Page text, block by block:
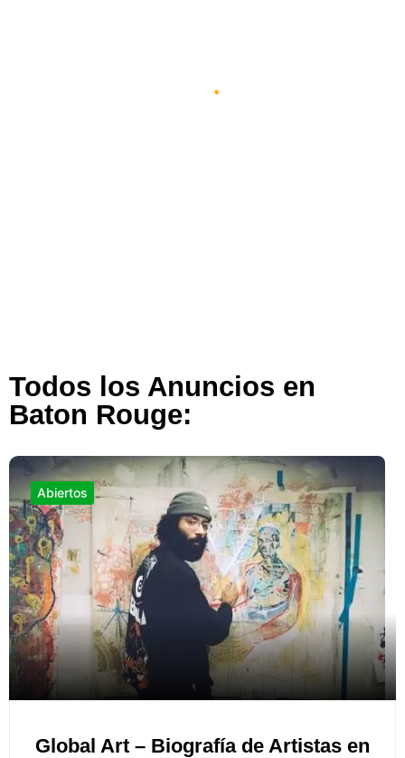
Todos los Anuncios en
Baton Rouge:
Abiertos
Global Art – Biografía de Artistas en